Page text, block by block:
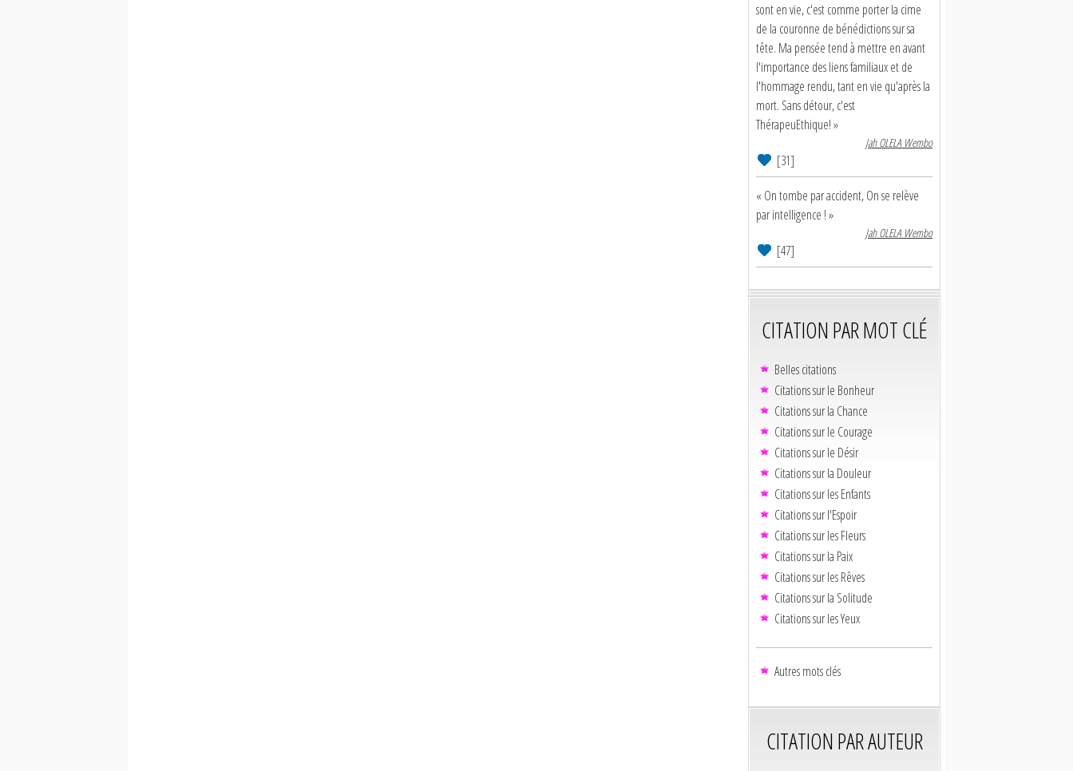
sont en vie, c'est comme porter la cime
de la couronne de bénédictions sur sa
tête. Ma pensée tend à mettre en avant
l'importance des liens familiaux et de
l'hommage rendu, tant en vie qu'après la
mort. Sans détour, c'est
ThérapeuEthique! »
Jah OLELA Wembo
[31]
« On tombe par accident, On se relève
par intelligence ! »
Jah OLELA Wembo
[47]
CITATION PAR MOT CLÉ
Belles citations
Citations sur le Bonheur
Citations sur la Chance
Citations sur le Courage
Citations sur le Désir
Citations sur la Douleur
Citations sur les Enfants
Citations sur l'Espoir
Citations sur les Fleurs
Citations sur la Paix
Citations sur les Rêves
Citations sur la Solitude
Citations sur les Yeux
Autres mots clés
CITATION PAR AUTEUR